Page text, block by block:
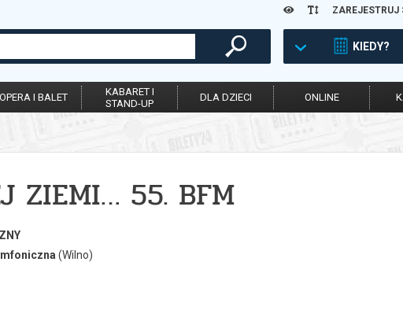
ZAREJESTRUJ
KIEDY?
OPERA I BALET
KABARET I
STAND-UP
DLA DZIECI ONLINE
ZIEMI… 55. BFM
(Wilno)